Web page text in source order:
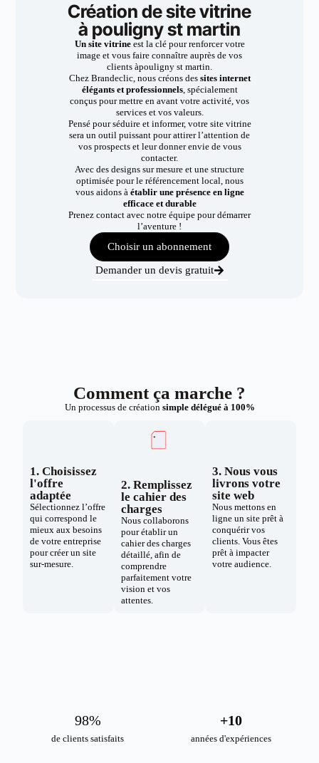
Création de site vitrine
à pouligny st martin
Un site vitrineest la clé pour renforcer votre
image et vous faire connaître auprès de vos
clients àpouligny st martin.
Chez Brandeclic, nous créons dessites internet
élégants et professionnels, spécialement
conçus pour mettre en avant votre activité, vos
services et vos valeurs.
Pensé pour séduire et informer, votre site vitrine
sera un outil puissant pour attirer l’attention de
vos prospects et leur donner envie de vous
contacter.
Avec des designs sur mesure et une structure
optimisée pour le référencement local, nous
vous aidons à établir une présence en ligne
efficace et durable
Prenez contact avec notre équipe pour démarrer
l’aventure !
Choisir un abonnement
Demander un devis gratuit
Comment ça marche ?
Un processus de création simple délégué à 100%
1. Choisissez
l'offre
adaptée
Sélectionnez l’offre
qui correspond le
mieux aux besoins
de votre entreprise
pour créer un site
sur-mesure.
2. Remplissez
le cahier des
charges
Nous collaborons
pour établir un
cahier des charges
détaillé, afin de
comprendre
parfaitement votre
vision et vos
attentes.
3. Nous vous
livrons votre
site web
Nous mettons en
ligne un site prêt à
conquérir vos
clients. Vous êtes
prêt à impacter
votre audience.
de clients satisfaits
98%
années d'expériences
+10